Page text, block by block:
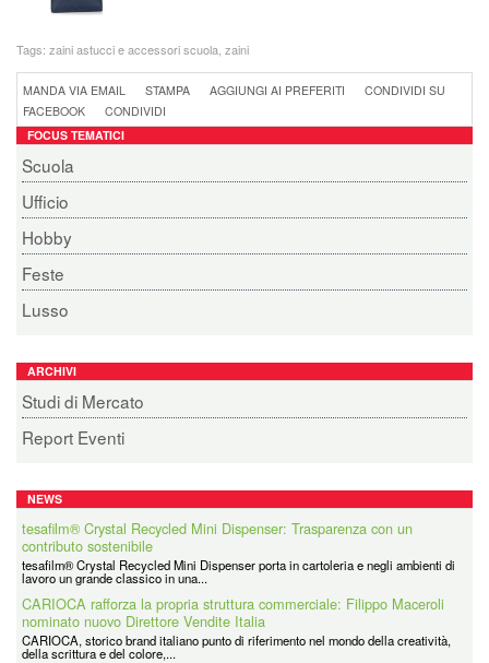
Tags: zaini astucci e accessori scuola zaini
MANDA VIA EMAIL STAMPA AGGIUNGI AI PREFERITI
CONDIVIDI SU
FACEBOOK
CONDIVIDI
FOCUS TEMATICI
Scuola
Ufficio
Hobby
Feste
Lusso
ARCHIVI
Studi di Mercato
Report Eventi
NEWS
tesafilm® Crystal Recycled Mini Dispenser: Trasparenza con un
contributo sostenibile
tesafilm® Crystal Recycled Mini Dispenser porta in cartoleria e negli ambienti di
lavoro un grande classico in una...
CARIOCA rafforza la propria struttura commerciale: Filippo Maceroli
nominato nuovo Direttore Vendite Italia
CARIOCA, storico brand italiano punto di riferimento nel mondo della creatività,
della scrittura e del colore,...